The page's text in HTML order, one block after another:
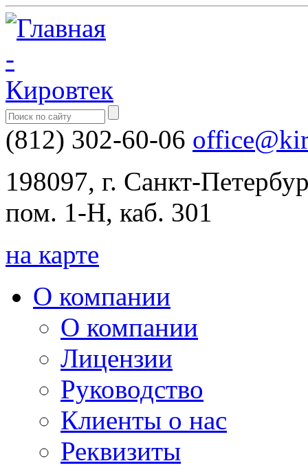
(812) 302-60-06
198097, г. Санкт-
пом. 1-Н, каб. 301
на карте
О компании
О компании
Лицензии
Руководство
Клиенты о нас
Реквизиты